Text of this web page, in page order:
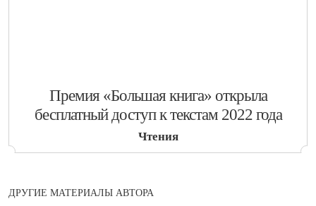
​Премия «Большая книга» открыла
бесплатный доступ к текстам 2022 года
Чтения
ДРУГИЕ МАТЕРИАЛЫ АВТОРА